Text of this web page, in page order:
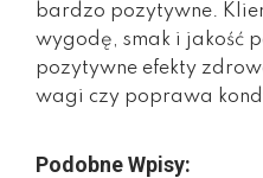
bardzo pozytywne.
wygodę, smak i jakość
pozytywne efekty
wagi czy poprawa
Podobne Wpisy: